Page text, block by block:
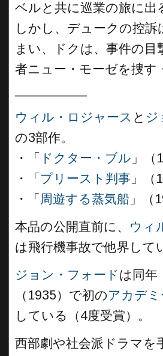
ベルと共に巡業の旅に出
しかし、デュークの控訴
まい、ドクは、事件の目
者ニュー・モーゼを捜す
ウィル・ロジャース と ジ
の3部作。
・「 ドクター・ブル 」（
・「 プリースト判事 」（
・「 周遊する蒸気船 」（
本品の公開直前に、 ウィ
は飛行機事故で他界して
ジョン・フォードは同年
（1935）で初のアカデミ
している（4度受賞）。
西部劇や社会派ドラマを